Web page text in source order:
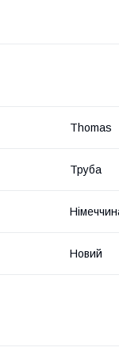
Thomas
Труба
Новий